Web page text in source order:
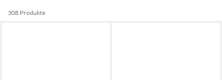
308 Produkte